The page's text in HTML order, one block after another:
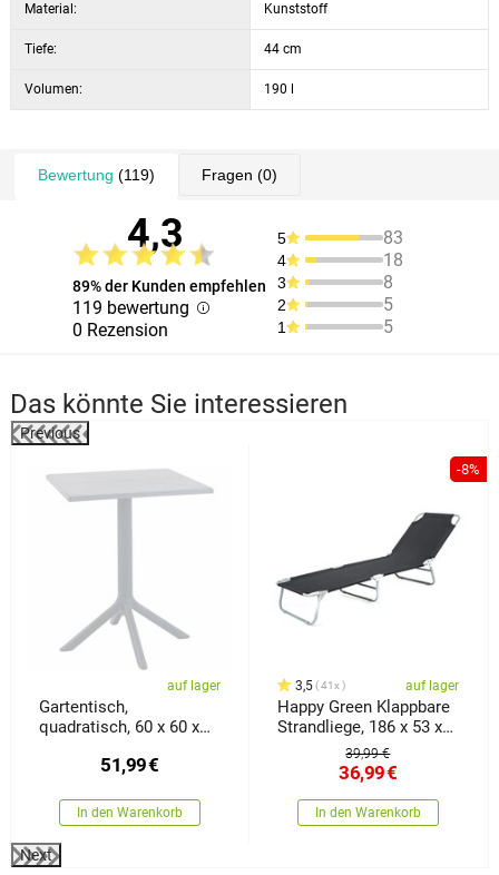
Material: Kunststoff
Tiefe: 44 cm
Volumen: 190 l
Bewertung (119) Fragen (0)
4,3
89% der Kunden empfehlen
119 bewertung
0 Rezension
5 83
4 18
3 8
2 5
1 5
Das könnte Sie interessieren
Previous
auf lager
Gartentisch,
quadratisch, 60 x 60 x
51,99€
In den Warenkorb
-8%
3,5 41x auf lager
Happy Green Klappbare
Strandliege, 186 x 53 x
39,99 €
36,99€
In den Warenkorb
Next